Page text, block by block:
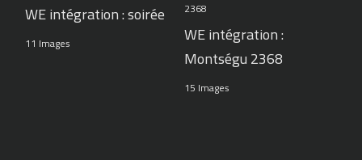
WE intégration : soirée
11 Images
WE intégration :
Montségu 2368
15 Images